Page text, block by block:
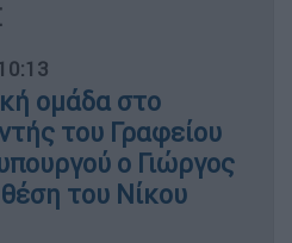
ομάδα στο
του Γραφείου
ο Γιώργος
του Νίκου